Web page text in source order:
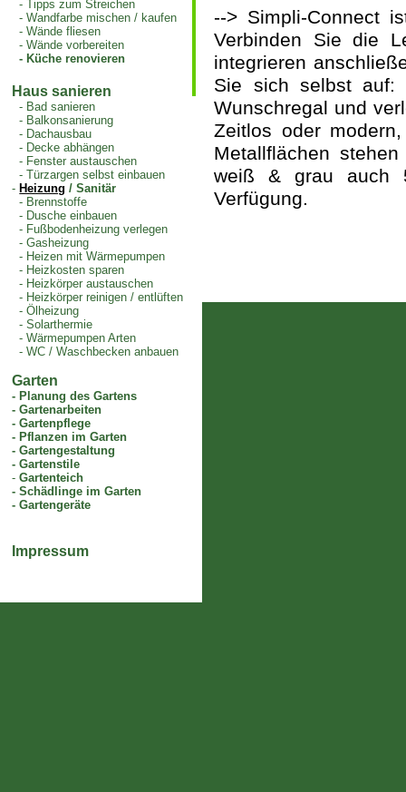
-Tipps zum Streichen
-Wandfarbe mischen / kaufen
-Wände fliesen
-Wände vorbereiten
- Küche renovieren
Haus sanieren
- Bad sanieren
- Balkonsanierung
- Dachausbau
- Decke abhängen
- Fenster austauschen
-Türzargen selbst einbauen
- Heizung / Sanitär
- Brennstoffe
- Dusche einbauen
- Fußbodenheizung verlegen
-Gasheizung
- Heizen mit Wärmepumpen
- Heizkosten sparen
- Heizkörper austauschen
- Heizkörper reinigen / entlüften
-Ölheizung
-Solarthermie
-Wärmepumpen Arten
-WC / Waschbecken anbauen
Garten
- Planung des Gartens
-Gartenarbeiten
-Gartenpflege
- Pflanzen im Garten
-Gartengestaltung
-Gartenstile
-Gartenteich
-Schädlinge im Garten
-Gartengeräte
Impressum
--> Simpli-Connect
Verbinden Sie die
integrieren
Sie sich selbst auf:
Wunschregal und
Zeitlos oder
Metallflächen
weiß & grau auch
Verfügung.